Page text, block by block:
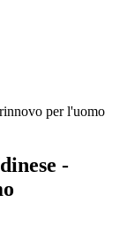
per l'uomo
-